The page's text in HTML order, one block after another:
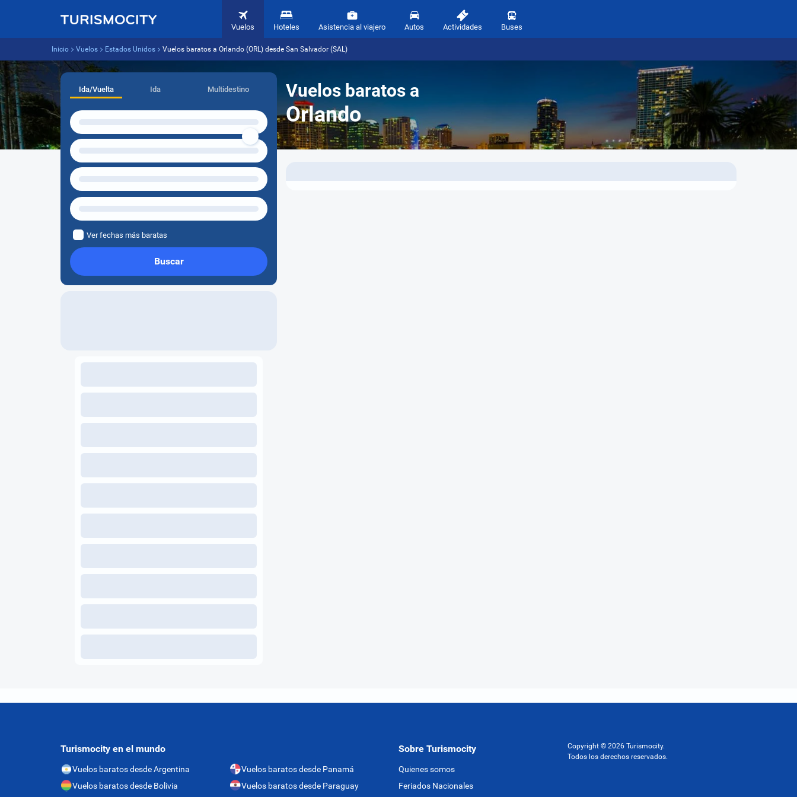
Vuelos Hoteles Asistencia al viajero Autos Actividades Buses
Inicio Vuelos Estados Unidos Vuelos baratos a Orlando (ORL) desde San Salvador (SAL)
Vuelos baratos a
Orlando
Ida/Vuelta Ida Multidestino
Ver fechas más baratas
Buscar
Turismocity en el mundo
Vuelos baratos desde Argentina
Vuelos baratos desde Bolivia
Vuelos baratos desde Panamá
Vuelos baratos desde Paraguay
Sobre Turismocity
Quienes somos
Feriados Nacionales
Copyright © 2026 Turismocity.
Todos los derechos reservados.